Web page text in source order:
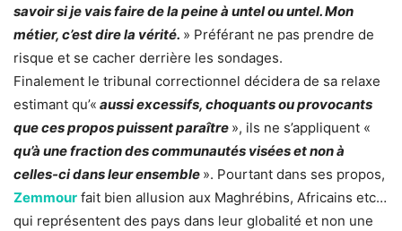
savoir si je vais faire de la peine à untel ou untel. Mon
métier, c’est dire la vérité. » Préférant ne pas prendre de
risque et se cacher derrière les sondages.
Finalement le tribunal correctionnel décidera de sa relaxe
estimant qu’« aussi excessifs, choquants ou provocants
que ces propos puissent paraître », ils ne s’appliquent «
qu’à une fraction des communautés visées et non à
celles-ci dans leur ensemble ». Pourtant dans ses propos,
Zemmour fait bien allusion aux Maghrébins, Africains etc…
qui représentent des pays dans leur globalité et non une